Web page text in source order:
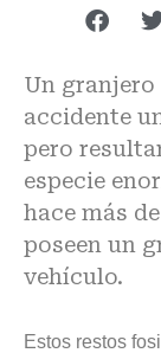
Un
accidente
pero
especie
hace más
poseen un
vehículo.
Estos restos